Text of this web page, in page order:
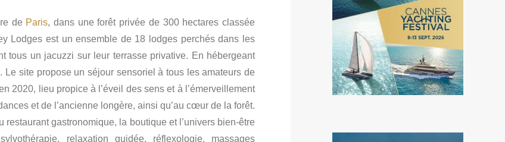
de Paris, dans une forêt privée de 300 hectares classée
Lodges est un ensemble de 18 lodges perchés dans les
tous un jacuzzi sur leur terrasse privative. En hébergeant
site propose un séjour sensoriel à tous les amateurs de
2020, lieu propice à l’éveil des sens et à l’émerveillement
et de l’ancienne longère, ainsi qu’au cœur de la forêt.
gastronomique, la boutique et l’univers bien-être
relaxation guidée, réflexologie, massages